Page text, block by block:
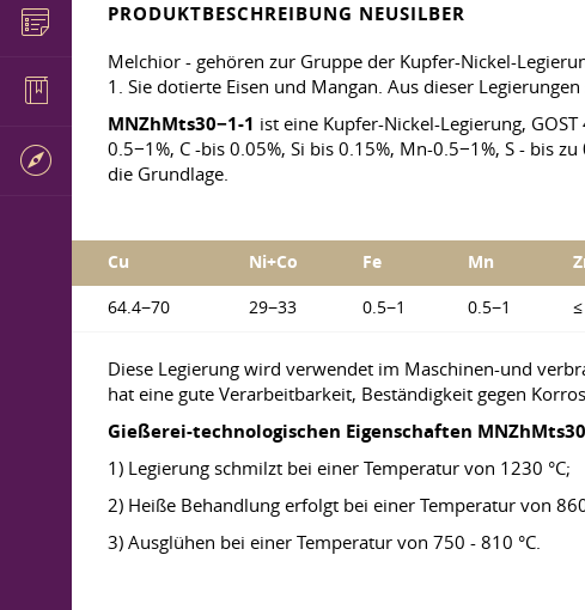
PRODUKTBESCHREIBUNG NEUSILBER
Melchior - gehören zur Gruppe der Kupfer-Nickel-
1. Sie dotierte Eisen und Mangan. Aus dieser
MNZhMts30−1-1 ist eine Kupfer-Nickel-Legierung,
0.5−1%, C -bis 0.05%, Si bis 0.15%, Mn-0.5−1%, S - bis
die Grundlage.
Cu Ni+Co Fe Mn
64.4−70 29−33 0.5−1 0.5−1
Diese Legierung wird verwendet im Maschinen-und
hat eine gute Verarbeitbarkeit, Beständigkeit gegen
Gießerei-technologischen Eigenschaften
1) Legierung schmilzt bei einer Temperatur von 1230 °C;
2) Heiße Behandlung erfolgt bei einer Temperatur von
3) Ausglühen bei einer Temperatur von 750 - 810 °C.